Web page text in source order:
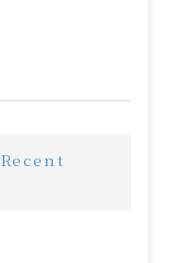
Recent